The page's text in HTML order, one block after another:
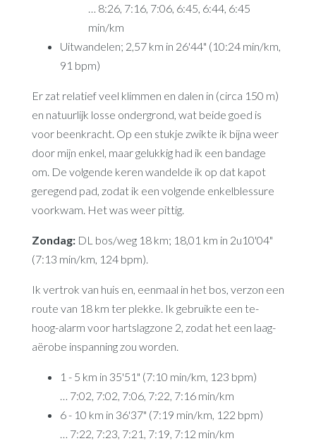
… 8:26, 7:16, 7:06, 6:45, 6:44, 6:45
min/km
Uitwandelen; 2,57 km in 26'44" (10:24 min/km,
91 bpm)
Er zat relatief veel klimmen en dalen in (circa 150 m)
en natuurlijk losse ondergrond, wat beide goed is
voor beenkracht. Op een stukje zwikte ik bijna weer
door mijn enkel, maar gelukkig had ik een bandage
om. De volgende keren wandelde ik op dat kapot
geregend pad, zodat ik een volgende enkelblessure
voorkwam. Het was weer pittig.
Zondag:DL bos/weg 18 km; 18,01 km in 2u10'04"
(7:13 min/km, 124 bpm).
Ik vertrok van huis en, eenmaal in het bos, verzon een
route van 18 km ter plekke. Ik gebruikte een te-
hoog-alarm voor hartslagzone 2, zodat het een laag-
aërobe inspanning zou worden.
1 - 5 km in 35'51" (7:10 min/km, 123 bpm)
… 7:02, 7:02, 7:06, 7:22, 7:16 min/km
6 - 10 km in 36'37" (7:19 min/km, 122 bpm)
… 7:22, 7:23, 7:21, 7:19, 7:12 min/km